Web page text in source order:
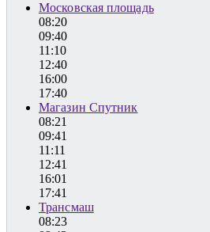
Московская площадь
08:20
09:40
11:10
12:40
16:00
17:40
Магазин Спутник
08:21
09:41
11:11
12:41
16:01
17:41
Трансмаш
08:23